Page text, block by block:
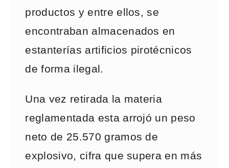
productos y entre ellos, se
encontraban almacenados en
estanterías artificios pirotécnicos
de forma ilegal.
Una vez retirada la materia
reglamentada esta arrojó un peso
neto de 25.570 gramos de
explosivo, cifra que supera en más